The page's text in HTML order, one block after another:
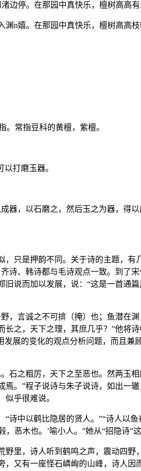
边停。在那园中真快乐，檀树高高
n嬉。在那园中真快乐，檀树高高
。常指豆科的黄檀，紫檀。
打磨玉器。
器，以石磨之，然后玉之为器，得以
只是押韵不同。关于诗的主题，
诗、韩诗都与毛诗观点一致。到了
说而加以发展，说：“这是一首通
，言诚之不可揜（掩）也；鱼潜在
之，天下之理，其庶几乎？”他将
展的变化的观点分析问题，而且
石之粗厉，天下之至恶也。然两
。”程子说诗与朱子说诗，如出一
乎很难说。
中以鹤比隐居的贤人。”“诗人以
恶木也。’喻小人。”她从“招隐诗
里，诗人听到鹤鸣之声，震动四
又有一座怪石嶙峋的山峰，诗人